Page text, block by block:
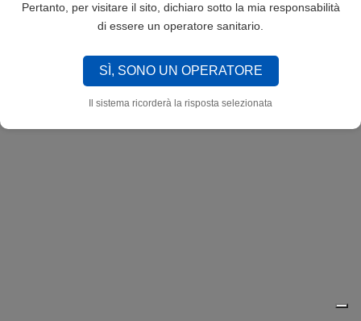
Pertanto, per visitare il sito, dichiaro sotto la mia responsabilità
di essere un operatore sanitario.
SÌ, SONO UN OPERATORE
Il sistema ricorderà la risposta selezionata